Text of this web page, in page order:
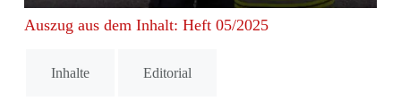
Auszug aus dem Inhalt: Heft 05/2025
Inhalte Editorial